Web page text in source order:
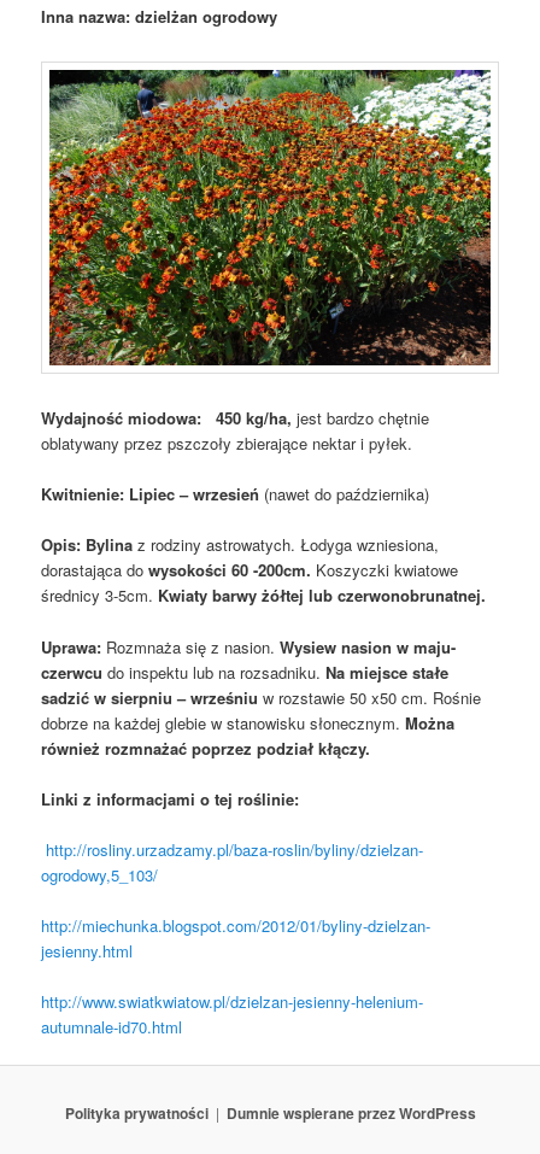
Inna nazwa: dzielżan ogrodowy
Wydajność miodowa: 450 kg/ha, jest bardzo chętnie
oblatywany przez pszczoły zbierające nektar i pyłek.
Kwitnienie: Lipiec – wrzesień (nawet do października)
Opis: Bylinaz rodziny astrowatych. Łodyga wzniesiona,
dorastająca do wysokości 60 -200cm. Koszyczki kwiatowe
średnicy 3-5cm. Kwiaty barwy żółtej lub czerwonobrunatnej.
Uprawa: Rozmnaża się z nasion.Wysiew nasion w maju-
czerwcu do inspektu lub na rozsadniku.Na miejsce stałe
sadzić w sierpniu – wrześniu w rozstawie 50 x50 cm. Rośnie
dobrze na każdej glebie w stanowisku słonecznym.Można
również rozmnażać poprzez podział kłączy.
Linki z informacjami o tej roślinie:
http://rosliny.urzadzamy.pl/baza-roslin/byliny/dzielzan-
ogrodowy,5_103/
http://miechunka.blogspot.com/2012/01/byliny-dzielzan-
jesienny.html
http://www.swiatkwiatow.pl/dzielzan-jesienny-helenium-
autumnale-id70.html
Polityka prywatności Dumnie wspierane przez WordPress